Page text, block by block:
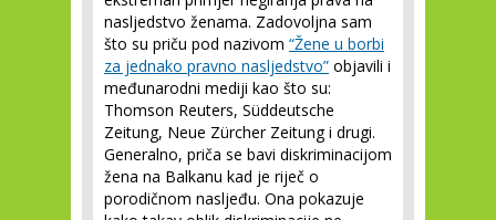
nasljedstvo ženama. Zadovoljna sam
što su priču pod nazivom “Žene u borbi
za jednako pravno nasljedstvo” objavili i
međunarodni mediji kao što su:
Thomson Reuters, Süddeutsche
Zeitung, Neue Zürcher Zeitung i drugi.
Generalno, priča se bavi diskriminacijom
žena na Balkanu kad je riječ o
porodičnom nasljeđu. Ona pokazuje